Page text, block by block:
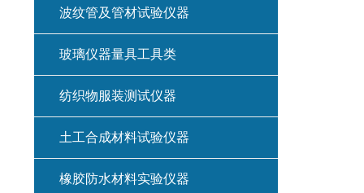
波纹管及管材试验仪器
玻璃仪器量具工具类
纺织物服装测试仪器
土工合成材料试验仪器
橡胶防水材料实验仪器